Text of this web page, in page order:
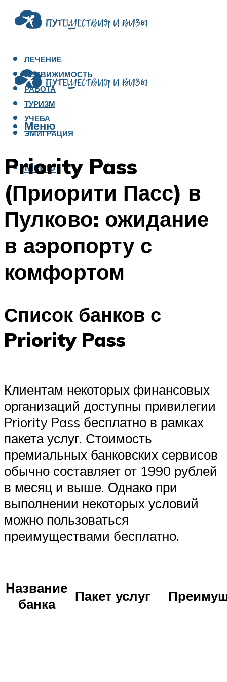
ЛЕЧЕНИЕ
НЕДВИЖИМОСТЬ
РАБОТА
ТУРИЗМ
УЧЕБА
ЭМИГРАЦИЯ
Меню
Меню
Priority Pass
(Приорити Пасс) в
Пулково: ожидание
в аэропорту с
комфортом
Список банков с
Priority Pass
Клиентам некоторых финансовых
организаций доступны привилегии
Priority Pass бесплатно в рамках
пакета услуг. Стоимость
премиальных банковских сервисов
обычно составляет от 1990 рублей
в месяц и выше. Однако при
выполнении некоторых условий
можно пользоваться
преимуществами бесплатно.
Название
банка
Пакет услуг